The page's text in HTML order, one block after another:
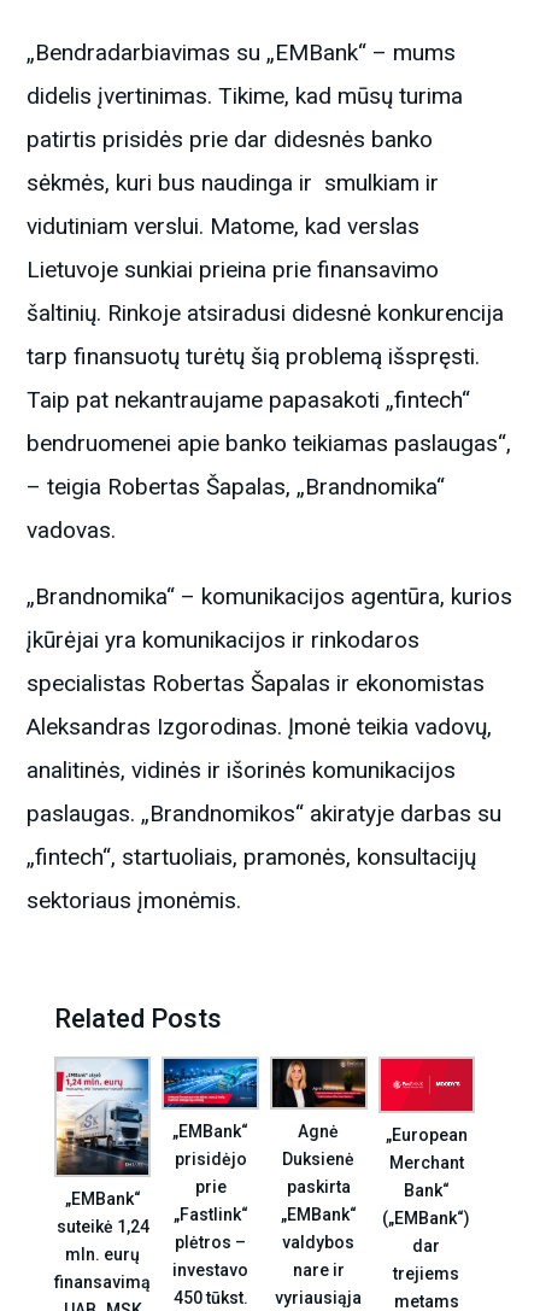
„Bendradarbiavimas su „EMBank“ – mums
didelis įvertinimas. Tikime, kad mūsų turima
patirtis prisidės prie dar didesnės banko
sėkmės, kuri bus naudinga ir smulkiam ir
vidutiniam verslui. Matome, kad verslas
Lietuvoje sunkiai prieina prie finansavimo
šaltinių. Rinkoje atsiradusi didesnė konkurencija
tarp finansuotų turėtų šią problemą išspręsti.
Taip pat nekantraujame papasakoti „fintech“
bendruomenei apie banko teikiamas paslaugas“,
– teigia Robertas Šapalas, „Brandnomika“
vadovas.
„Brandnomika“ – komunikacijos agentūra, kurios
įkūrėjai yra komunikacijos ir rinkodaros
specialistas Robertas Šapalas ir ekonomistas
Aleksandras Izgorodinas. Įmonė teikia vadovų,
analitinės, vidinės ir išorinės komunikacijos
paslaugas. „Brandnomikos“ akiratyje darbas su
„fintech“, startuoliais, pramonės, konsultacijų
sektoriaus įmonėmis.
Related Posts
„EMBank“
suteikė 1,24
mln. eurų
finansavimą
„EMBank“
prisidėjo
prie
„Fastlink“
plėtros –
investavo
450 tūkst.
Agnė
Duksienė
paskirta
„EMBank“
valdybos
nare ir
vyriausiąja
„European
Merchant
Bank“
(„EMBank“)
dar
trejiems
metams